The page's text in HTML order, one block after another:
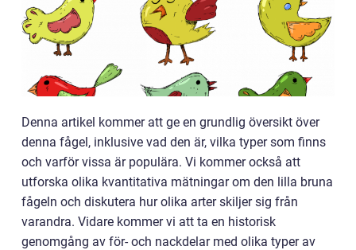
Denna artikel kommer att ge en grundlig översikt över
denna fågel, inklusive vad den är, vilka typer som finns
och varför vissa är populära. Vi kommer också att
utforska olika kvantitativa mätningar om den lilla bruna
fågeln och diskutera hur olika arter skiljer sig från
varandra. Vidare kommer vi att ta en historisk
genomgång av för- och nackdelar med olika typer av